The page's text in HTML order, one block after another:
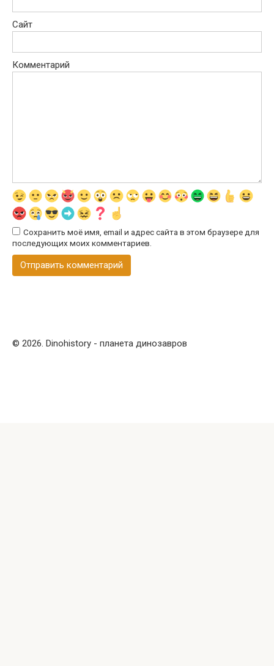
Сайт
Комментарий
Сохранить моё имя, email и адрес сайта в этом браузере для
последующих моих комментариев.
© 2026. Dinohistory - планета динозавров